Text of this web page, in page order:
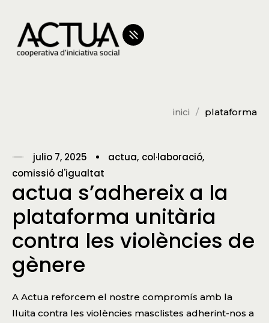
inici plataforma
julio 7, 2025 actua col·laboració
comissió d'igualtat
actua s’adhereix a la
plataforma unitària
contra les violències de
gènere
A Actua reforcem el nostre compromís amb la
lluita contra les violències masclistes adherint-nos a